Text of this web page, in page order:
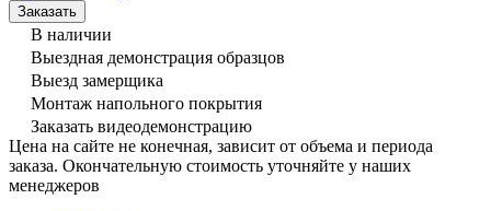
В наличии
Выездная демонстрация образцов
Выезд замерщика
Монтаж напольного покрытия
Заказать видеодемонстрацию
Цена на сайте не конечная, зависит от объема и периода
заказа. Окончательную стоимость уточняйте у наших
менеджеров